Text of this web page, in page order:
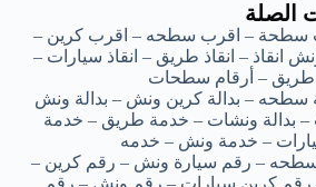
الصلة
سطحة – اقرب سطحه – اقرب كرين –
انقاذ – انقاذ طريق – انقاذ سيارات –
طريق – أرقام سطحات
سطحه – بدالة كرين ونش – بدالة ونش
– بدالة ونشات – خدمة طريق – خدمة
– خدمة ونش – خدمه
– رقم سيارة ونش – رقم كرين –